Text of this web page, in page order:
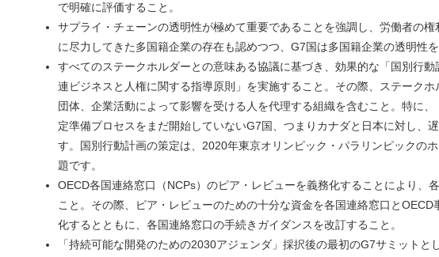
で明確に評価すること。
サプライ・チェーンの透明性が極めて重要であることを強調し、労働者の
に尽力してきた多国籍企業の存在も認めつつ、G7国は多国籍企業の透明性
すべてのステークホルダーとの意味ある協議に基づき、効果的な「国別行
連ビジネスと人権に関する指導原則」を実施すること。その際、ステーク
団体、企業活動によって影響を受ける人を代理する組織を含むこと。特に
定準備プロセスをまだ開始していないG7国、つまりカナダと日本に対し、
す。国別行動計画の策定は、2020年東京オリンピック・パラリンピックの
題です。
OECD各国連絡窓口（NCPs）のピア・レビューを義務化することにより、
こと。その際、ピア・レビューのための十分な資金を各国連絡窓口と
化するとともに、各国連絡窓口の手続きガイダンスを改訂すること。
「持続可能な開発のための2030アジェンダ」採択後の最初のG7サミット